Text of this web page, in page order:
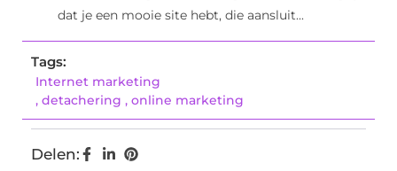
dat je een mooie site hebt, die aansluit...
Tags:
Internet marketing
, detachering , online marketing
Delen: